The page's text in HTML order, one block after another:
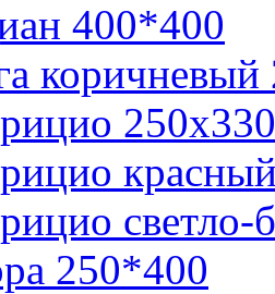
400*400
коричневый
250х330
светло-
250*400